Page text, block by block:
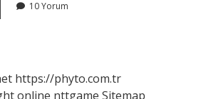
10 Yorum
https://phyto.com.tr
online nttgame Sitemap